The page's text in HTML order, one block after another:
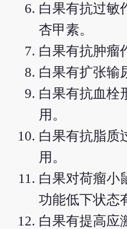
白果有抗过敏
杏甲素。
白果有抗肿瘤
白果有扩张输
白果有抗血栓
用。
白果有抗脂质
用。
白果对荷瘤小
功能低下状态
白果有提高应